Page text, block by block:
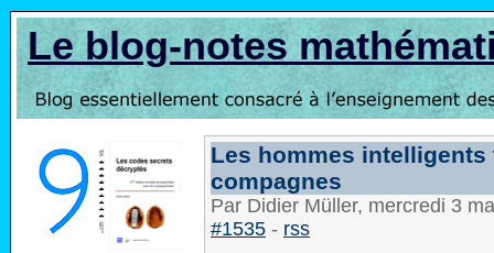
Le blog-notes
Les hommes
compagnes
Par Didier Müller, mercredi 3
#1535 - rss